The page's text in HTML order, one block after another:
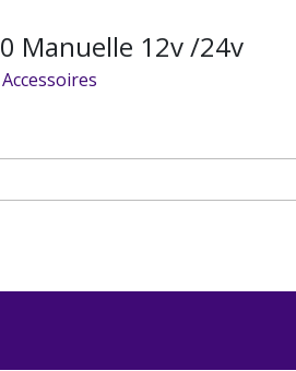
Manuelle 12v /24v